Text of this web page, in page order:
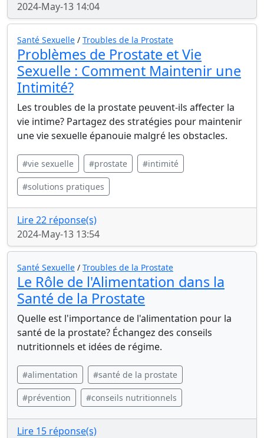
2024-May-13 14:04
Santé Sexuelle / Troubles de la Prostate
Problèmes de Prostate et Vie
Sexuelle : Comment Maintenir une
Intimité?
Les troubles de la prostate peuvent-ils affecter la
vie intime? Partagez des stratégies pour maintenir
une vie sexuelle épanouie malgré les obstacles.
#vie sexuelle #prostate #intimité
#solutions pratiques
Lire 22 réponse(s)
2024-May-13 13:54
Santé Sexuelle / Troubles de la Prostate
Le Rôle de l'Alimentation dans la
Santé de la Prostate
Quelle est l'importance de l'alimentation pour la
santé de la prostate? Échangez des conseils
nutritionnels et idées de régime.
#alimentation #santé de la prostate
#prévention #conseils nutritionnels
Lire 15 réponse(s)